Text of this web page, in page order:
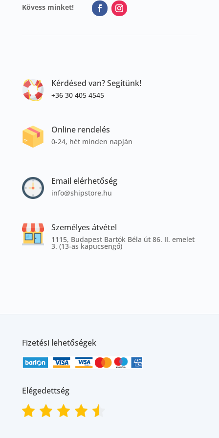
Kövess minket!
Kérdésed van? Segítünk!
+36 30 405 4545
Online rendelés
0-24, hét minden napján
Email elérhetőség
info@shipstore.hu
Személyes átvétel
1115, Budapest Bartók Béla út 86. II. emelet
3. (13-as kapucsengő)
Fizetési lehetőségek
Elégedettség